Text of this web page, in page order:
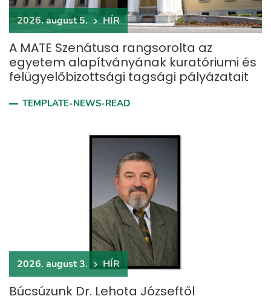
2026. august 5. HÍR
A MATE Szenátusa rangsorolta az
egyetem alapítványának kuratóriumi és
felügyelőbizottsági tagsági pályázatait
TEMPLATE-NEWS-READ
2026. august 3. HÍR
Búcsúzunk Dr. Lehota Józseftől